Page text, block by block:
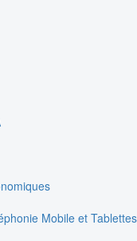
Mobile et Tablettes